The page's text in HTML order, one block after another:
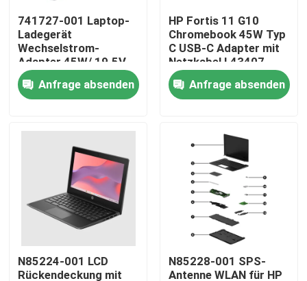
Produkte
Videos
Lenovo-LCD-Bildschirm-Ersatz
Dell-LCD-Bildschirm-Ersatz
HP-LCD-Bildschirm-Ersatz
Acer-LCD-Bildschirm-Ersatz
Macbook-LCD-Bildschirm-Ersatz
741727-001 Laptop-
Ladegerät
Wechselstrom-
Adapter 45W/ 19.5V
2.31A Für das HP
Chromebook 11 G4
Anfrage absenden
HP Fortis 11 G10
Chromebook 45W Typ
C USB-C Adapter mit
Netzkabel L43407-
001 L19367-001
Anfrage absenden
N85224-001 LCD
Rückendeckung mit
N85228-001 SPS-
Antenne WLAN für HP